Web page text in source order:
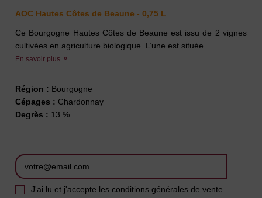
AOC Hautes Côtes de Beaune - 0,75 L
Ce Bourgogne Hautes Côtes de Beaune est issu de 2 vignes
cultivées en agriculture biologique. L’une est située...
En savoir plus
Région : Bourgogne
Cépages : Chardonnay
Degrès : 13 %
J'ai lu et j'accepte les conditions générales de vente